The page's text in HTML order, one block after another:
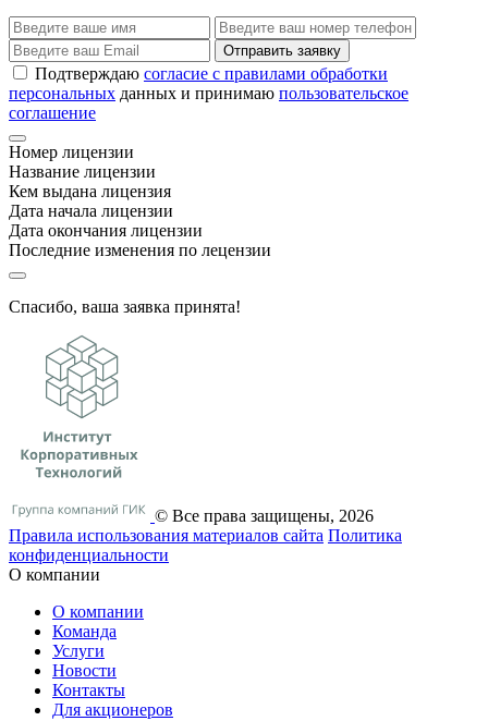
Отправить заявку
Подтверждаю согласие с правилами обработки
персональных данных и принимаю пользовательское
соглашение
Номер лицензии
Название лицензии
Кем выдана лицензия
Дата начала лицензии
Дата окончания лицензии
Последние изменения по лецензии
Спасибо, ваша заявка принята!
© Все права защищены, 2026
Правила использования материалов сайта Политика
конфиденциальности
О компании
О компании
Команда
Услуги
Новости
Контакты
Для акционеров